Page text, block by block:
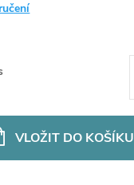
VLOŽIT DO KOŠÍKU